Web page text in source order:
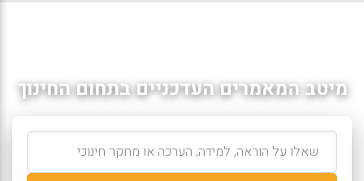
מיטב המאמרים העדכניים בתחום החינוך